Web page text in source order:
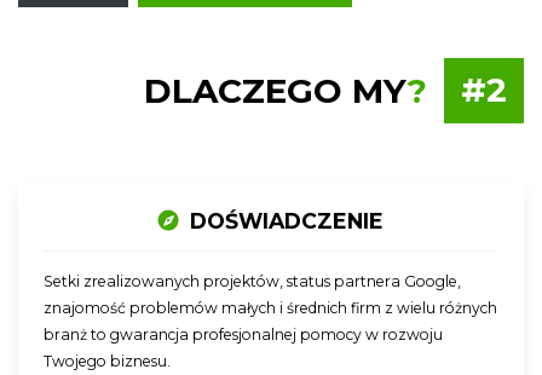
DLACZEGO MY? #2
DOŚWIADCZENIE
Setki zrealizowanych projektów, status partnera Google,
znajomość problemów małych i średnich firm z wielu różnych
branż to gwarancja profesjonalnej pomocy w rozwoju
Twojego biznesu.